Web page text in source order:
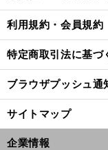
利用規約・会員規約
特定商取引法に基づ
ブラウザプッシュ通
サイトマップ
企業情報